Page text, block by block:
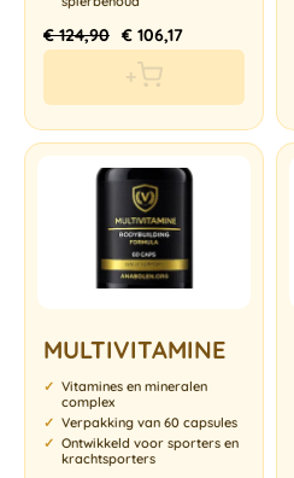
€124,90 € 106,17
+
MULTIVITAMINE
Vitamines en mineralen
complex
Verpakking van 60 capsules
Ontwikkeld voor sporters en
krachtsporters